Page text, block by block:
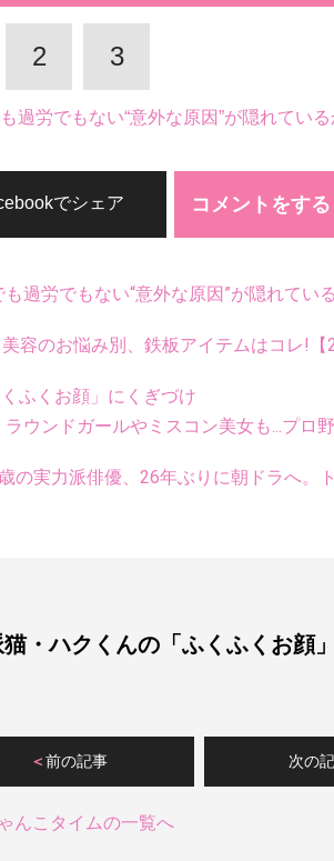
2 3
労でもない“意外な原因”が隠れている
コメントをす
でシェア
過労でもない“意外な原因”が隠れてい
容のお悩み別、鉄板アイテムはコレ!【
ふくお顔」にくぎづけ
ウンドガールやミスコン美女も...プロ
実力派俳優、26年ぶりに朝ドラへ。
・ハクくんの「ふくふくお顔
前の記事 次の
んこタイムの一覧へ